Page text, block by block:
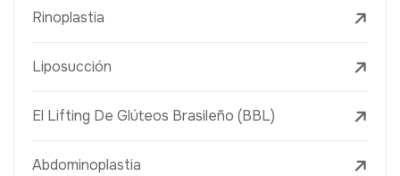
Rinoplastia
Liposucción
El Lifting De Glúteos Brasileño (BBL)
Abdominoplastia